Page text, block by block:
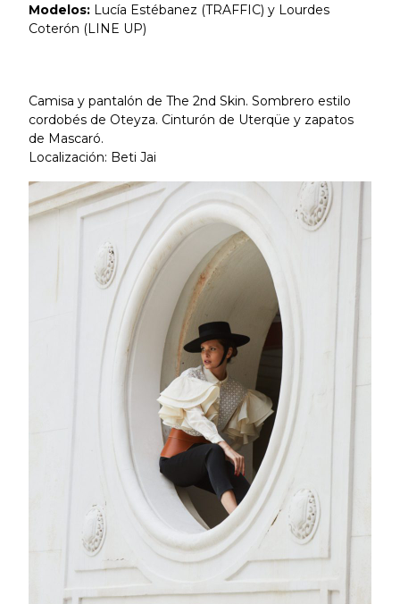
Modelos: Lucía Estébanez (TRAFFIC) y Lourdes
Coterón (LINE UP)
Camisa y pantalón de The 2nd Skin. Sombrero estilo
cordobés de Oteyza. Cinturón de Uterqüe y zapatos
de Mascaró.
Localización: Beti Jai